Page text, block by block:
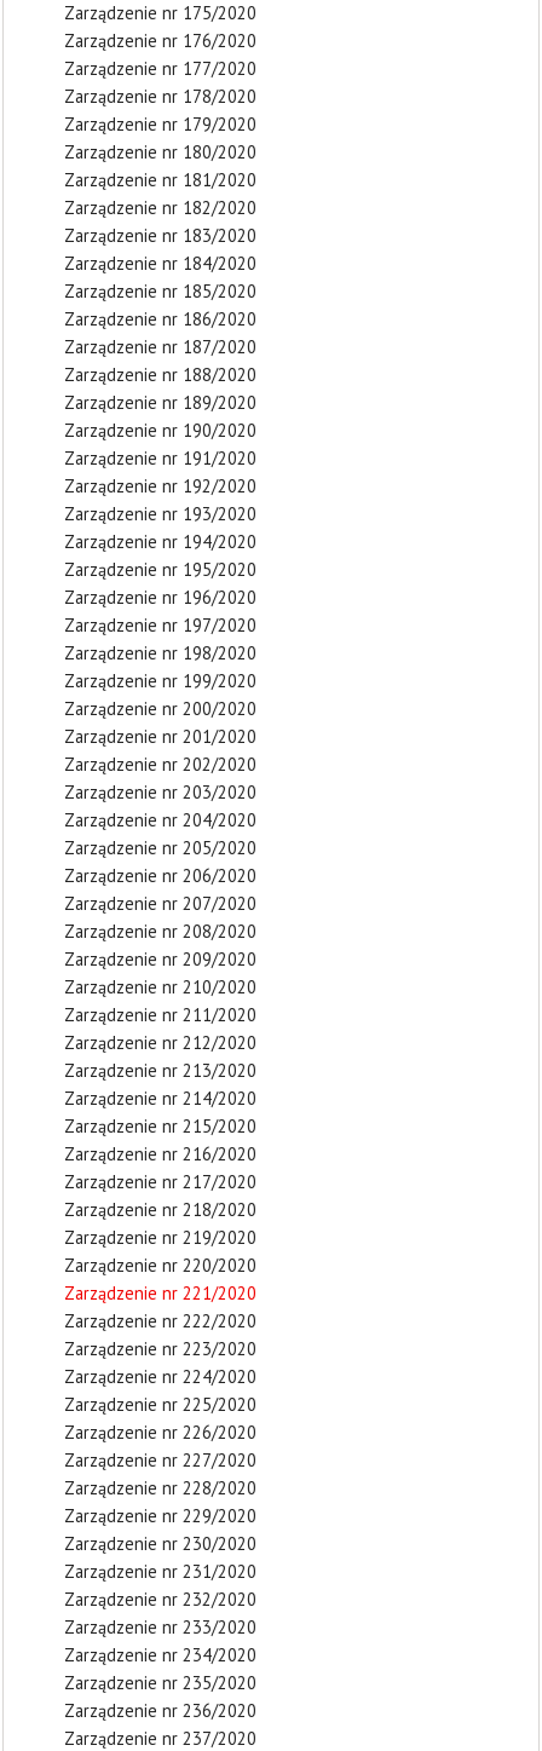
Zarządzenie nr 175/2020
Zarządzenie nr 176/2020
Zarządzenie nr 177/2020
Zarządzenie nr 178/2020
Zarządzenie nr 179/2020
Zarządzenie nr 180/2020
Zarządzenie nr 181/2020
Zarządzenie nr 182/2020
Zarządzenie nr 183/2020
Zarządzenie nr 184/2020
Zarządzenie nr 185/2020
Zarządzenie nr 186/2020
Zarządzenie nr 187/2020
Zarządzenie nr 188/2020
Zarządzenie nr 189/2020
Zarządzenie nr 190/2020
Zarządzenie nr 191/2020
Zarządzenie nr 192/2020
Zarządzenie nr 193/2020
Zarządzenie nr 194/2020
Zarządzenie nr 195/2020
Zarządzenie nr 196/2020
Zarządzenie nr 197/2020
Zarządzenie nr 198/2020
Zarządzenie nr 199/2020
Zarządzenie nr 200/2020
Zarządzenie nr 201/2020
Zarządzenie nr 202/2020
Zarządzenie nr 203/2020
Zarządzenie nr 204/2020
Zarządzenie nr 205/2020
Zarządzenie nr 206/2020
Zarządzenie nr 207/2020
Zarządzenie nr 208/2020
Zarządzenie nr 209/2020
Zarządzenie nr 210/2020
Zarządzenie nr 211/2020
Zarządzenie nr 212/2020
Zarządzenie nr 213/2020
Zarządzenie nr 214/2020
Zarządzenie nr 215/2020
Zarządzenie nr 216/2020
Zarządzenie nr 217/2020
Zarządzenie nr 218/2020
Zarządzenie nr 219/2020
Zarządzenie nr 220/2020
Zarządzenie nr 221/2020
Zarządzenie nr 222/2020
Zarządzenie nr 223/2020
Zarządzenie nr 224/2020
Zarządzenie nr 225/2020
Zarządzenie nr 226/2020
Zarządzenie nr 227/2020
Zarządzenie nr 228/2020
Zarządzenie nr 229/2020
Zarządzenie nr 230/2020
Zarządzenie nr 231/2020
Zarządzenie nr 232/2020
Zarządzenie nr 233/2020
Zarządzenie nr 234/2020
Zarządzenie nr 235/2020
Zarządzenie nr 236/2020
Zarządzenie nr 237/2020